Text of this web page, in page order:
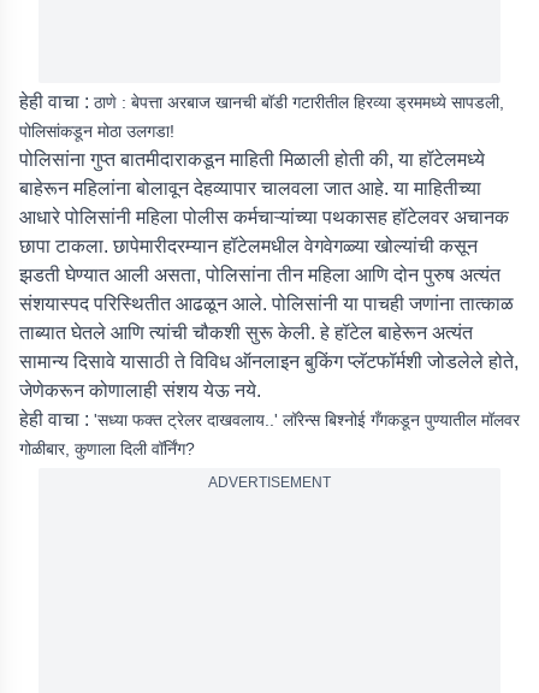
हेही वाचा : ठाणे : बेपत्ता अरबाज खानची बॉडी गटारीतील हिरव्या ड्रममध्ये सापडली,
पोलिसांकडून मोठा उलगडा!
पोलिसांना गुप्त बातमीदाराकडून माहिती मिळाली होती की, या हॉटेलमध्ये
बाहेरून महिलांना बोलावून देहव्यापार चालवला जात आहे. या माहितीच्या
आधारे पोलिसांनी महिला पोलीस कर्मचाऱ्यांच्या पथकासह हॉटेलवर अचानक
छापा टाकला. छापेमारीदरम्यान हॉटेलमधील वेगवेगळ्या खोल्यांची कसून
झडती घेण्यात आली असता, पोलिसांना तीन महिला आणि दोन पुरुष अत्यंत
संशयास्पद परिस्थितीत आढळून आले. पोलिसांनी या पाचही जणांना तात्काळ
ताब्यात घेतले आणि त्यांची चौकशी सुरू केली. हे हॉटेल बाहेरून अत्यंत
सामान्य दिसावे यासाठी ते विविध ऑनलाइन बुकिंग प्लॅटफॉर्मशी जोडलेले होते,
जेणेकरून कोणालाही संशय येऊ नये.
हेही वाचा : 'सध्या फक्त ट्रेलर दाखवलाय..' लॉरेन्स बिश्नोई गँगकडून पुण्यातील मॉलवर
गोळीबार, कुणाला दिली वॉर्निंग?
ADVERTISEMENT